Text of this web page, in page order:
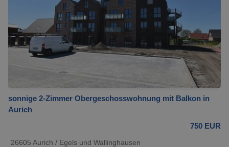
sonnige 2-Zimmer Obergeschosswohnung mit Balkon in
Aurich
750 EUR
26605 Aurich / Egels und Wallinghausen